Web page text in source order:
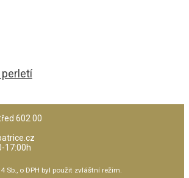
602 00
17:00h
Sb., o DPH byl použit zvláštní režim.